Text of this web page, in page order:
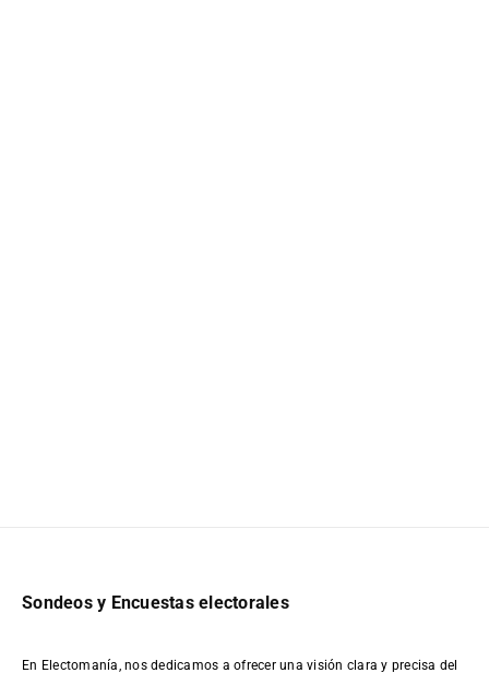
Sondeos y Encuestas electorales
En Electomanía, nos dedicamos a ofrecer una visión clara y precisa del